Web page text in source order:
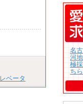
、※3…28,0
円）
〈大阪・
給与に変
ベータ
名
河
極
ち